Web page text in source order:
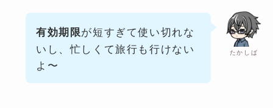
たかしば
有効期限が短すぎて使い切れな
いし、忙しくて旅行も行けない
よ〜